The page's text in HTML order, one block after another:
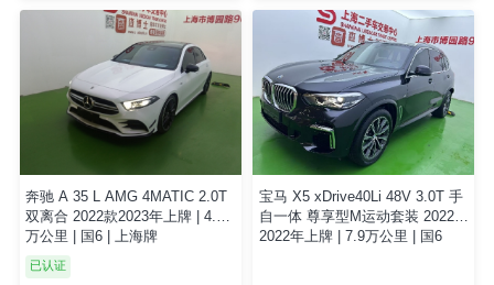
奔驰 A 35 L AMG 4MATIC 2.0T
双离合 2022款2023年上牌 | 4.9
万公里 | 国6 | 上海牌
已认证
宝马 X5 xDrive40Li 48V 3.0T 手
自一体 尊享型M运动套装 2022款
2022年上牌 | 7.9万公里 | 国6